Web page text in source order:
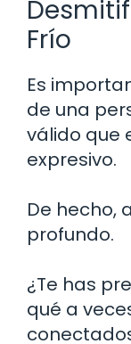
Frío
Es
de una
válido que
expresivo.
De hecho,
profundo.
¿Te has
qué a